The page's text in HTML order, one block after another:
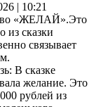
| 10:21
«ЖЕЛАЙ».Это
из сказки
связывает
В сказке
желание. Это
рублей из